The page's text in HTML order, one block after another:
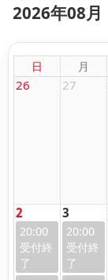
2026年08月
日 月
26 27
2
20:00
3
20:00